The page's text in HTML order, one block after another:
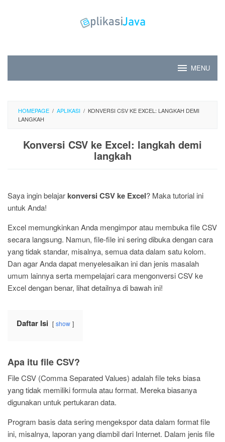
MENU
HOMEPAGE / APLIKASI / KONVERSI CSV KE EXCEL: LANGKAH DEMI
LANGKAH
Konversi CSV ke Excel: langkah demi
langkah
Saya ingin belajar konversi CSV ke Excel? Maka tutorial ini
untuk Anda!
Excel memungkinkan Anda mengimpor atau membuka file CSV
secara langsung. Namun, file-file ini sering dibuka dengan cara
yang tidak standar, misalnya, semua data dalam satu kolom.
Dan agar Anda dapat menyelesaikan ini dan jenis masalah
umum lainnya serta mempelajari cara mengonversi CSV ke
Excel dengan benar, lihat detailnya di bawah ini!
Daftar Isi show
Apa itu file CSV?
File CSV (Comma Separated Values) adalah file teks biasa
yang tidak memiliki formula atau format. Mereka biasanya
digunakan untuk pertukaran data.
Program basis data sering mengekspor data dalam format file
ini, misalnya, laporan yang diambil dari Internet. Dalam jenis file